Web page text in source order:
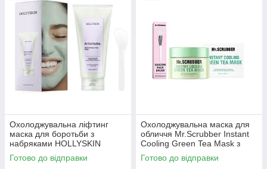
Охолоджувальна ліфтинг
маска для боротьби з
набряками HOLLYSKIN
Artichoke Skin Perfecting
Mask, 250 мл
Готово до відправки
Охолоджувальна маска для
обличчя Mr.Scrubber Instant
Cooling Green Tea Mask з
екстрактом зеленого чаю,
250 мл
Готово до відправки